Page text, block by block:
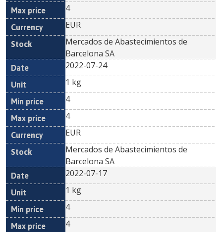
4
EUR
Mercados de Abastecimientos de
Barcelona SA
2022-07-24
1 kg
4
4
EUR
Mercados de Abastecimientos de
Barcelona SA
2022-07-17
1 kg
4
4